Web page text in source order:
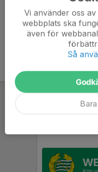
Kommentarer
Vi använder oss
webbplats ska
även för
Så